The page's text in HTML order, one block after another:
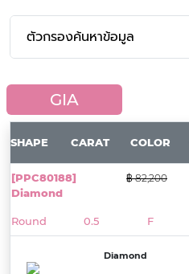
ตัวกรองค้นหาข้อมูล
GIA
SHAPE CARAT COLOR
[PPC80188]
Diamond
Round 0.5 F
฿ 82,200
Diamond